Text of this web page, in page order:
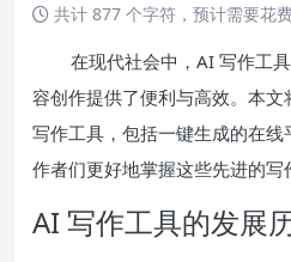
共计 877 个字符，预计需要花
在现代社会中，AI 写作工
容创作提供了便利与高效。本
写作工具，包括一键生成的在
作者们更好地掌握这些先进的写
AI 写作工具的发展